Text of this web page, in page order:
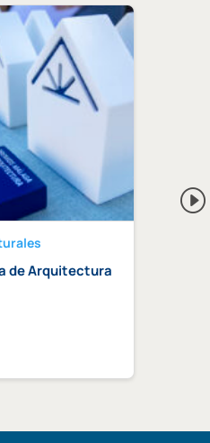
de Arquitectura